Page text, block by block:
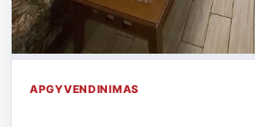
APGYVENDINIMAS